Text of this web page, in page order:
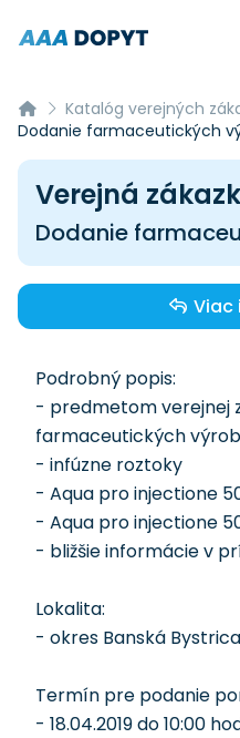
Katalóg verejných
Dodanie farmaceutických
Verejná
Dodanie
Viac
Podrobný popis:
- predmetom verejnej
farmaceutických
- infúzne roztoky
- Aqua pro injectione
- Aqua pro injectione
- bližšie informácie v
Lokalita:
- okres Banská Bystrica
Termín pre podanie
- 18.04.2019 do 10:00